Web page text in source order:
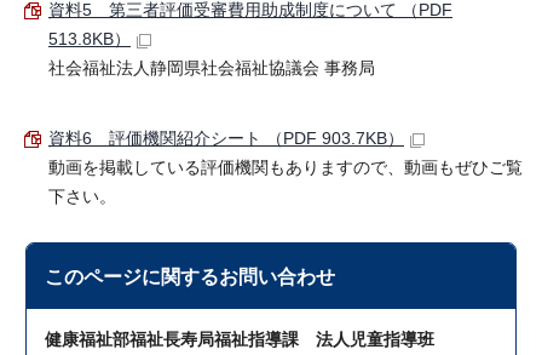
資料5 第三者評価受審費用助成制度について （PDF
513.8KB）
社会福祉法人静岡県社会福祉協議会 事務局
資料6 評価機関紹介シート （PDF 903.7KB）
動画を掲載している評価機関もありますので、動画もぜひご覧
下さい。
このページに関するお問い合わせ
健康福祉部福祉長寿局福祉指導課 法人児童指導班